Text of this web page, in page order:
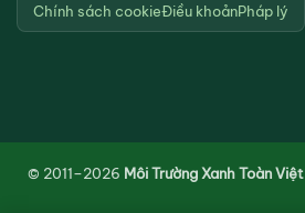
Chính sách cookieĐiều khoảnPháp lý
© 2011–2026 Môi Trường Xanh Toàn Việt